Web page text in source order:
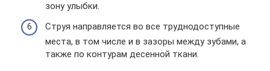
зону улыбки.
Струя направляется во все труднодоступные
места, в том числе и в зазоры между зубами, а
также по контурам десенной ткани.